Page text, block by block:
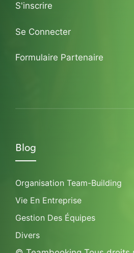
S'inscrire
Se Connecter
Formulaire Partenaire
Blog
Organisation Team-Building
Vie En Entreprise
Gestion Des Équipes
Divers